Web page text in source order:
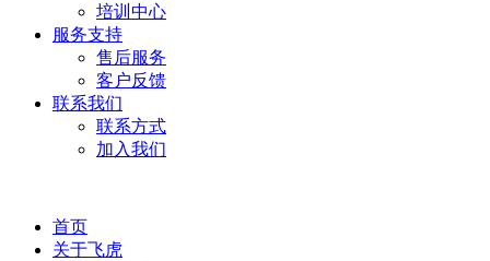
培训中心
服务支持
售后服务
客户反馈
联系我们
联系方式
加入我们
首页
关于飞虎